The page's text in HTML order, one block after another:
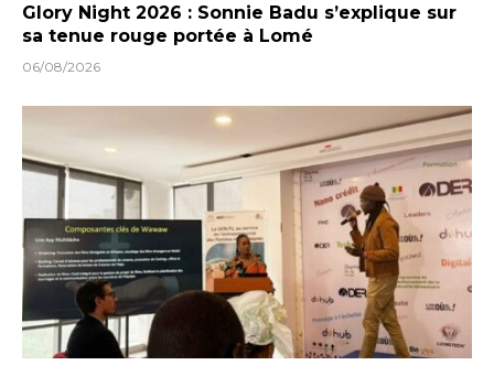
Glory Night 2026 : Sonnie Badu s’explique sur
sa tenue rouge portée à Lomé
06/08/2026